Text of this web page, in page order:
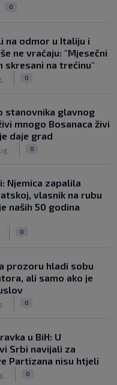
0
na odmor u Italiju i
ne vraćaju: "Mjesečni
skresani na trećinu"
0
stanovnika glavnog
mnogo Bosanaca živi
daje grad
0
Njemica zapalila
vlasnik na rubu
naših 50 godina
0
prozoru hladi sobu
ali samo ako je
0
u BiH: U
Srbi navijali za
Partizana nisu htjeli
0